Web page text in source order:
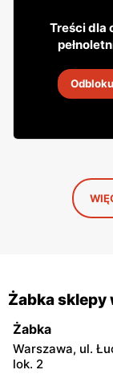
49 99
18 sie 2026
Treści dla
Żabka sklepy
Żabka
Warszawa, ul.
lok. 2